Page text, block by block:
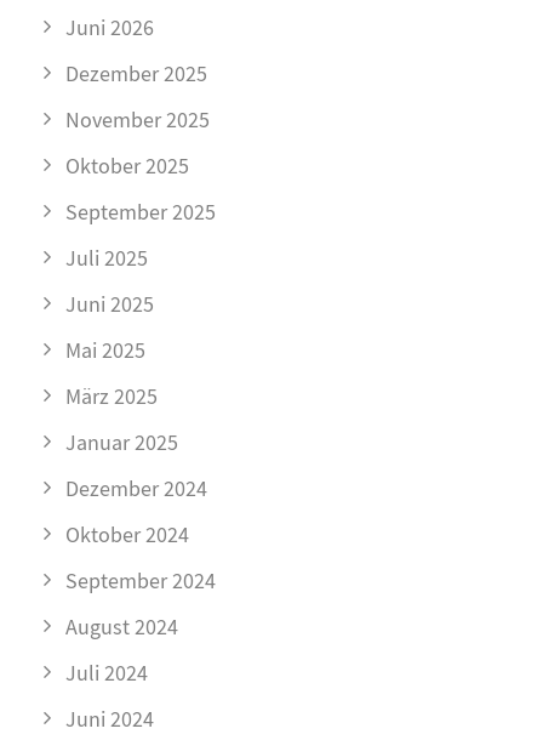
Juni 2026
Dezember 2025
November 2025
Oktober 2025
September 2025
Juli 2025
Juni 2025
Mai 2025
März 2025
Januar 2025
Dezember 2024
Oktober 2024
September 2024
August 2024
Juli 2024
Juni 2024